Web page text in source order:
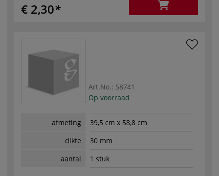
€ 2,30
Art.No.: 58741
Op voorraad
afmeting
39,5 cm x 58,8 cm
dikte
30 mm
aantal
1 stuk